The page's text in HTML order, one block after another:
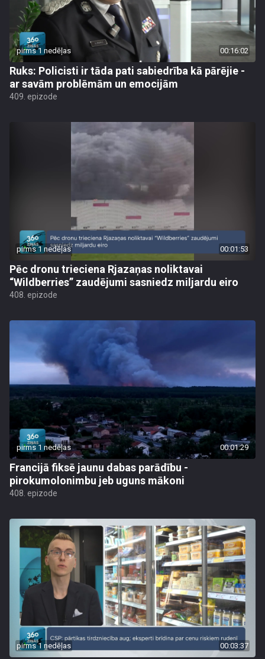
pirms 1 nedēļas 00:16:02
Ruks: Policisti ir tāda pati sabiedrība kā pārējie -
ar savām problēmām un emocijām
409. epizode
pirms 1 nedēļas 00:01:53
Pēc dronu trieciena Rjazaņas noliktavai
“Wildberries” zaudējumi sasniedz miljardu eiro
408. epizode
pirms 1 nedēļas 00:01:29
Francijā fiksē jaunu dabas parādību -
pirokumolonimbu jeb uguns mākoni
408. epizode
pirms 1 nedēļas 00:03:37